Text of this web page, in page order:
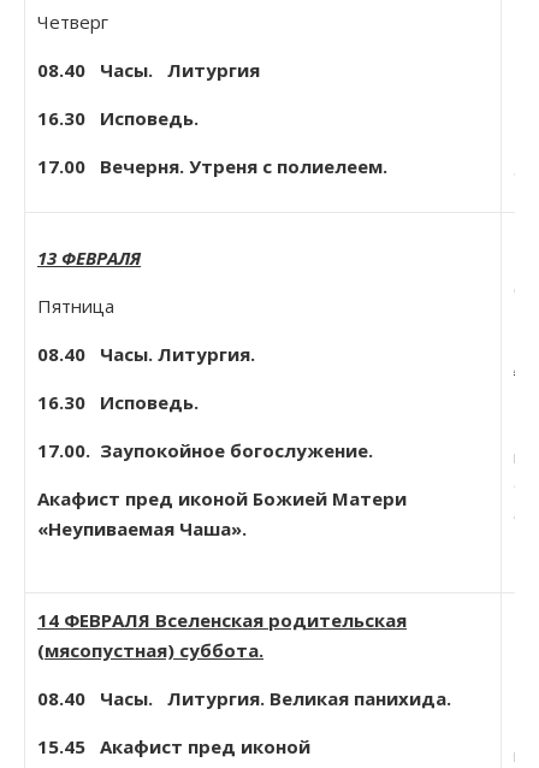
Четверг
08.40 Часы. Литургия
16.30 Исповедь.
17.00 Вечерня. Утреня с полиелеем.
13 ФЕВРАЛЯ
Пятница
08.40 Часы. Литургия.
16.30 Исповедь.
17.00. Заупокойное богослужение.
Акафист пред иконой Божией Матери
«Неупиваемая Чаша».
14 ФЕВРАЛЯ Вселенская родительская
(мясопустная) суббота.
08.40 Часы. Литургия. Великая панихида.
15.45 Акафист пред иконой